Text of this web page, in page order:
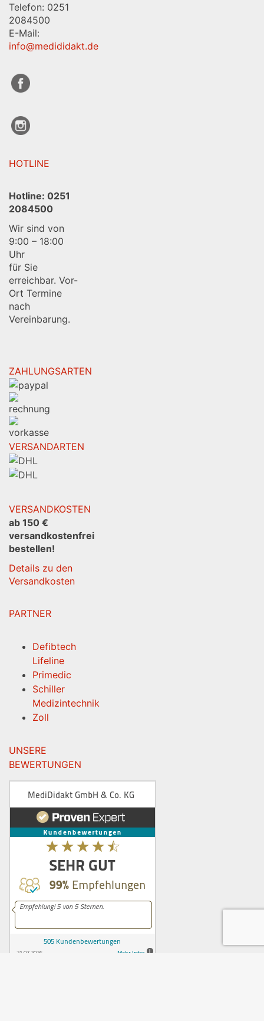
Telefon: 0251
2084500
E-Mail:
info@medididakt.de
HOTLINE
Hotline: 0251
2084500
Wir sind von
9:00 – 18:00
Uhr
für Sie
erreichbar. Vor-
Ort Termine
nach
Vereinbarung.
ZAHLUNGSARTEN
VERSANDARTEN
VERSANDKOSTEN
ab 150 €
versandkostenfrei
bestellen!
Details zu den
Versandkosten
PARTNER
Defibtech
Lifeline
Primedic
Schiller
Medizintechnik
Zoll
UNSERE
BEWERTUNGEN